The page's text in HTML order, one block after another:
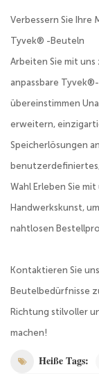
Verbessern Sie
Tyvek® -Beuteln
Arbeiten Sie mit
anpassbare
übereinstimmen
erweitern,
Speicherlösungen
Wahl Erleben Sie
Handwerkskunst,
nahtlosen
Kontaktieren Sie
Beutelbedürfnisse
Richtung stilvoller
machen!
Heiße Tags: